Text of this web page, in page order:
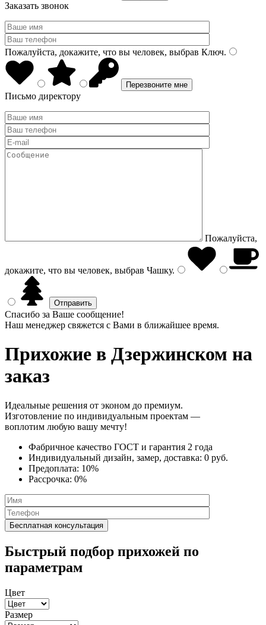
Заказать звонок
Пожалуйста, докажите, что вы человек, выбрав Ключ.
Письмо директору
Пожалуйста,
докажите, что вы человек, выбрав Чашку.
Спасибо за Ваше сообщение!
Наш менеджер свяжется с Вами в ближайшее время.
Прихожие в Дзержинском на
заказ
Идеальные решения от эконом до премиум.
Изготовление по индивидуальным проектам —
воплотим любую вашу мечту!
Фабричное качество ГОСТ и гарантия 2 года
Индивидуальный дизайн, замер, доставка: 0 руб.
Предоплата: 10%
Рассрочка: 0%
Быстрый подбор прихожей по
параметрам
Цвет
Размер